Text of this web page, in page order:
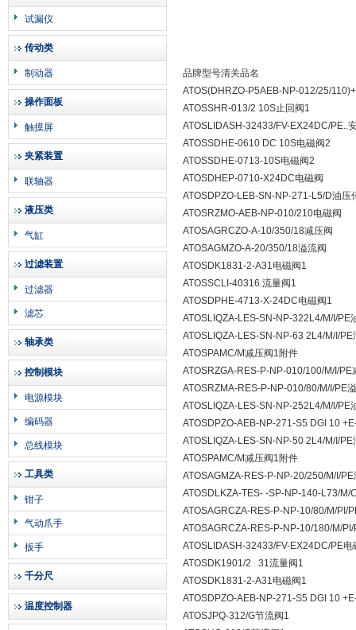
试漏仪
传动类
制动器
操作面板
触摸屏
夹紧装置
联轴器
液压类
气缸
过滤装置
过滤器
滤芯
轴承类
控制模块
电源模块
编码器
总线模块
工具类
钳子
气动爪手
扳手
千分尺
温度控制器
品牌型号清关品名
ATOS(DHRZO-P5AEB-NP-012/25/
ATOSSHR-013/2 10S止回阀1
ATOSLIDASH-32433/FV-EX24DC/PE..
ATOSSDHE-0610 DC 10S电磁阀2
ATOSSDHE-0713-10S电磁阀2
ATOSDHEP-0710-X24DC电磁阀
ATOSDPZO-LEB-SN-NP-271-L5/D油压
ATOSRZMO-AEB-NP-010/210电磁阀
ATOSAGRCZO-A-10/350/18减压阀
ATOSAGMZO-A-20/350/18溢流阀
ATOSDK1831-2-A31电磁阀1
ATOSSCLI-40316.流量阀1
ATOSDPHE-4713-X-24DC电磁阀1
ATOSLIQZA-LES-SN-NP-322L4/M/I/PE
ATOSLIQZA-LES-SN-NP-63 2L4/M/I/
ATOSPAMC/M减压阀1附件
ATOSRZGA-RES-P-NP-010/100/M/I/PE
ATOSRZMA-RES-P-NP-010/80/M/I/PE
ATOSLIQZA-LES-SN-NP-252L4/M/l/PE
ATOSDPZO-AEB-NP-271-S5 DGI 10
ATOSLIQZA-LES-SN-NP-50 2L4/M/I/
ATOSPAMC/M减压阀1附件
ATOSAGMZA-RES-P-NP-20/250/M/I/
ATOSDLKZA-TES- -SP-NP-140-L73/M/
ATOSAGRCZA-RES-P-NP-10/80/M/PI/
ATOSAGRCZA-RES-P-NP-10/180/M/
ATOSLIDASH-32433/FV-EX24DC/PE电
ATOSDK1901/2 31流量阀1
ATOSDK1831-2-A31电磁阀1
ATOSDPZO-AEB-NP-271-S5 DGI 10
ATOSJPQ-312/G节流阀1